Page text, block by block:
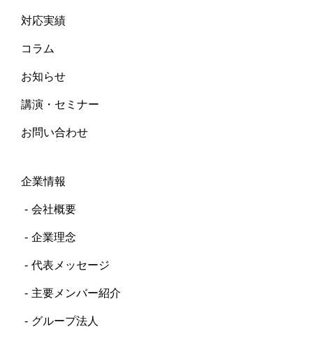
対応実績
コラム
お知らせ
講演・セミナー
お問い合わせ
企業情報
会社概要
企業理念
代表メッセージ
主要メンバー紹介
グループ法人